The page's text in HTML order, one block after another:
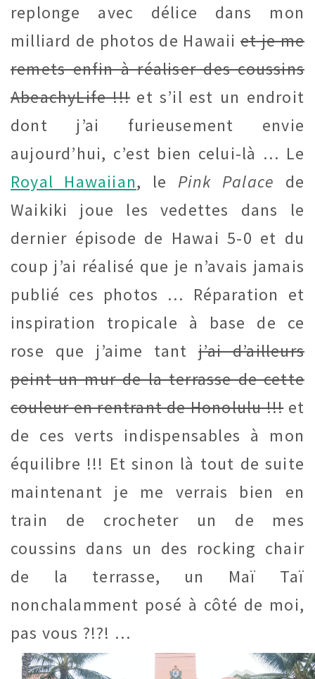
replonge avec délice dans mon
milliard de photos de Hawaii et je me
remets enfin à réaliser des coussins
AbeachyLife !!! et s’il est un endroit
dont j’ai furieusement envie
aujourd’hui, c’est bien celui-là … Le
Royal Hawaiian, le Pink Palace de
Waikiki joue les vedettes dans le
dernier épisode de Hawai 5-0 et du
coup j’ai réalisé que je n’avais jamais
publié ces photos … Réparation et
inspiration tropicale à base de ce
rose que j’aime tantj’ai d’ailleurs
peint un mur de la terrasse de cette
couleur en rentrant de Honolulu !!!et
de ces verts indispensables à mon
équilibre !!! Et sinon là tout de suite
maintenant je me verrais bien en
train de crocheter un de mes
coussins dans un des rocking chair
de la terrasse, un Maï Taï
nonchalamment posé à côté de moi,
pas vous ?!?! …